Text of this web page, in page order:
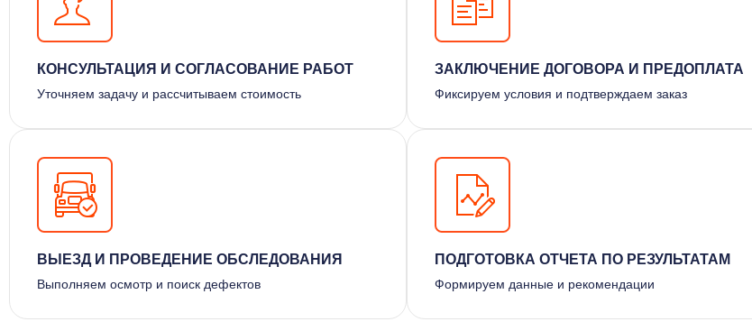
КОНСУЛЬТАЦИЯ И СОГЛАСОВАНИЕ РАБОТ
Уточняем задачу и рассчитываем стоимость
ЗАКЛЮЧЕНИЕ ДОГОВОРА И ПРЕДОПЛАТА
Фиксируем условия и подтверждаем заказ
ВЫЕЗД И ПРОВЕДЕНИЕ ОБСЛЕДОВАНИЯ
Выполняем осмотр и поиск дефектов
ПОДГОТОВКА ОТЧЕТА ПО РЕЗУЛЬТАТАМ
Формируем данные и рекомендации